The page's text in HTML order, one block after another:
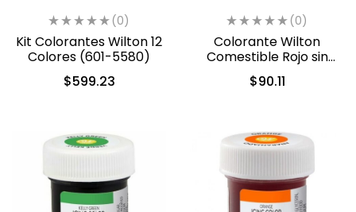
(0)
Kit Colorantes Wilton 12
Colores (601-5580)
$599.23
(0)
Colorante Wilton
Comestible Rojo sin
sabor 28.3gr. (04-0-
0048)
$90.11